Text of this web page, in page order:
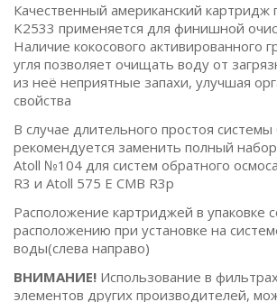
Качественный американский картридж
K2533 применяется для финишной
Наличие кокосового активированного
угля позволяет очищать воду от
из неё неприятные запахи, улучшая
свойства
В случае длительного простоя
рекомендуется заменить полный
Atoll №104 для систем обратного
R3 и Atoll 575 E CMB R3p
Расположение картриджей в упаковке
расположению при установке на
воды(слева направо)
ВНИМАНИЕ! Использование в
элементов других производителей,